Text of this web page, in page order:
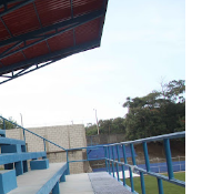
ser una prueba a la
que se vinculó tras
Ospina Pinto Lugar
Rosa, 29 de julio
143 libras
de Segunda